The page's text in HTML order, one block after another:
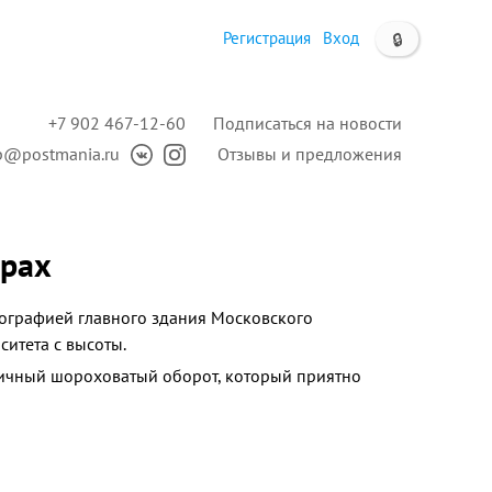
🔒
Регистрация Вход
Подписаться на новости
Отзывы и предложения
+7 902 467-12-60
главного здания Московского
с высоты.
шороховатый оборот, который приятно